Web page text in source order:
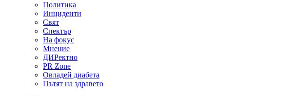
Политика
Инциденти
Свят
Спектър
На фокус
Мнение
ДИРектно
PR Zone
Овладей диабета
Пътят на здравето